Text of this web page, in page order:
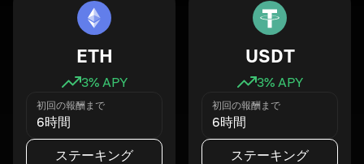
ETH
3% APY
初回の報酬まで
6時間
ステーキング
USDT
3% APY
初回の報酬まで
6時間
ステーキング